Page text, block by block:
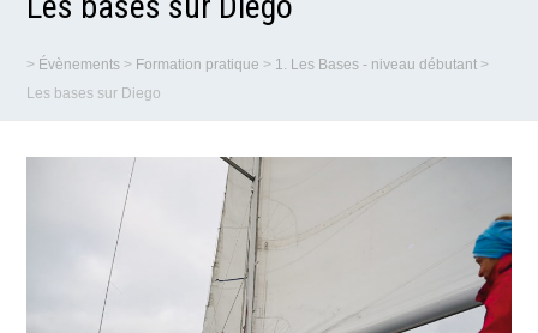
> Évènements > Formation pratique > 1. Les Bases - niveau débutant >
Les bases sur Diego